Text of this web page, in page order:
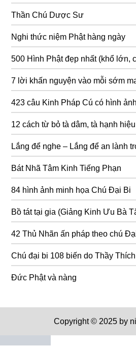
Thần Chú Dược Sư
Nghi thức niệm Phật hàng ngày
500 Hình Phật đẹp nhất (khổ lớn,
7 lời khấn nguyện vào mỗi sớm
423 câu Kinh Pháp Cú có hình
12 cách từ bỏ tà dâm, tà hạnh
Lắng để nghe – Lắng để an lành
Bát Nhã Tâm Kinh Tiếng Phạn
84 hình ảnh minh họa Chú Đại Bi
Bồ tát tại gia (Giảng Kinh Ưu Bà
42 Thủ Nhãn ấn pháp theo chú
Chú đại bi 108 biến do Thầy
Đức Phật và nàng
Copyright © 2025 by